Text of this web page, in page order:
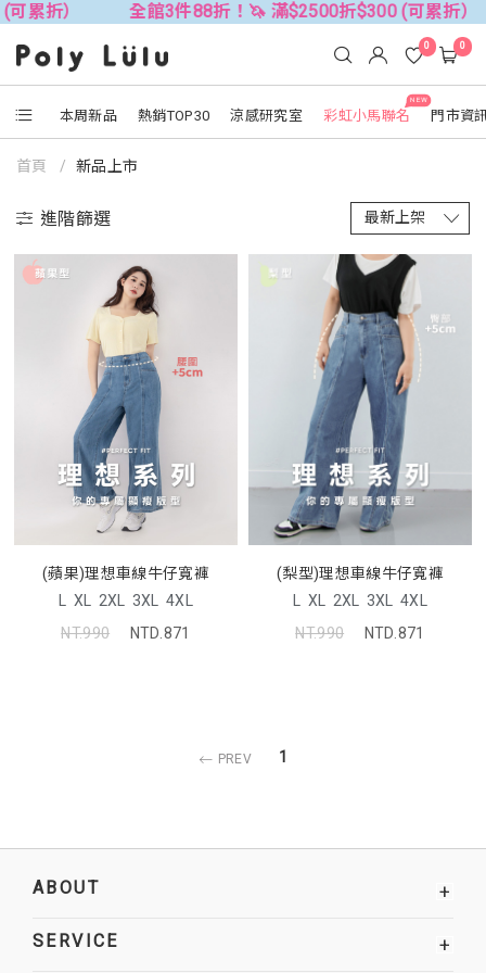
累折） 全館3件88折！🦄 滿$2500折$300 (可累折）
本周新品 熱銷TOP30 涼感研究室
NEW
彩虹小馬聯名 門市資
0 0
首頁 新品上市
進階篩選
(蘋果)理想車線牛仔寬褲
L XL 2XL 3XL 4XL
NT.990
NTD.871
(梨型)理想車線牛仔寬褲
L XL 2XL 3XL 4XL
NT.990
NTD.871
PREV 1
ABOUT +
SERVICE +